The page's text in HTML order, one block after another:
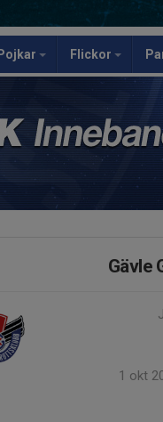
Pojkar Flickor
Gävle
1 okt